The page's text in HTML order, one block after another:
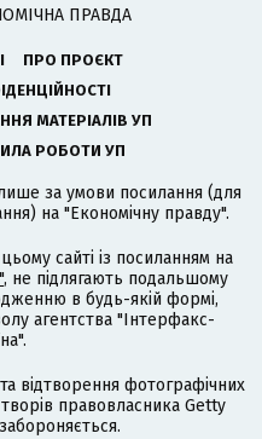
ПРАВДА
ПРО ПРОЄКТ
МАТЕРІАЛІВ УП
РОБОТИ УП
за умови посилання (для
на "Економічну правду".
сайті із посиланням на
, не підлягають подальшому
в будь-якій формі,
агентства "Інтерфакс-
відтворення фотографічних
правовласника Getty